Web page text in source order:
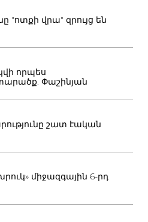
"ոտքի վրա" զրույց են
որպես
Փաշինյան
շատ էական
միջազգային 6-րդ